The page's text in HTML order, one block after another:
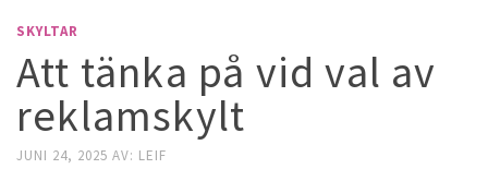
SKYLTAR
Att tänka på vid val av
reklamskylt
JUNI 24, 2025 AV: LEIF